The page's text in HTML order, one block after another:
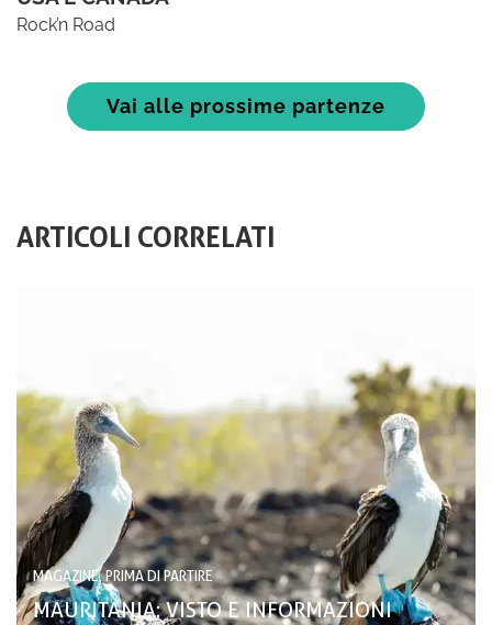
Rock’n Road
Vai alle prossime partenze
ARTICOLI CORRELATI
MAGAZINE, PRIMA DI PARTIRE
MAURITANIA: VISTO E INFORMAZIONI